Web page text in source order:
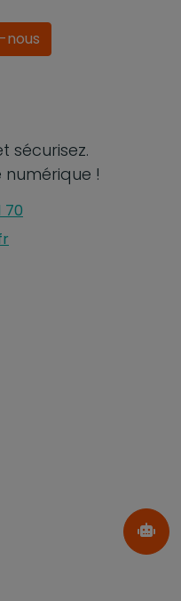
sécurisez.
numérique !
70